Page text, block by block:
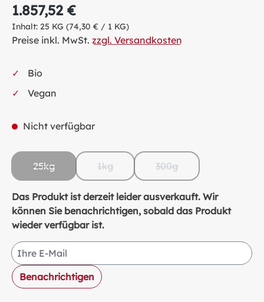
1.857,52 €
Inhalt: 25 KG (74,30 € / 1 KG)
Preise inkl. MwSt. zzgl. Versandkosten
Bio
Vegan
Nicht verfügbar
25kg 1kg 300g
Das Produkt ist derzeit leider ausverkauft. Wir
können Sie benachrichtigen, sobald das Produkt
wieder verfügbar ist.
Ihre E-Mail
Benachrichtigen